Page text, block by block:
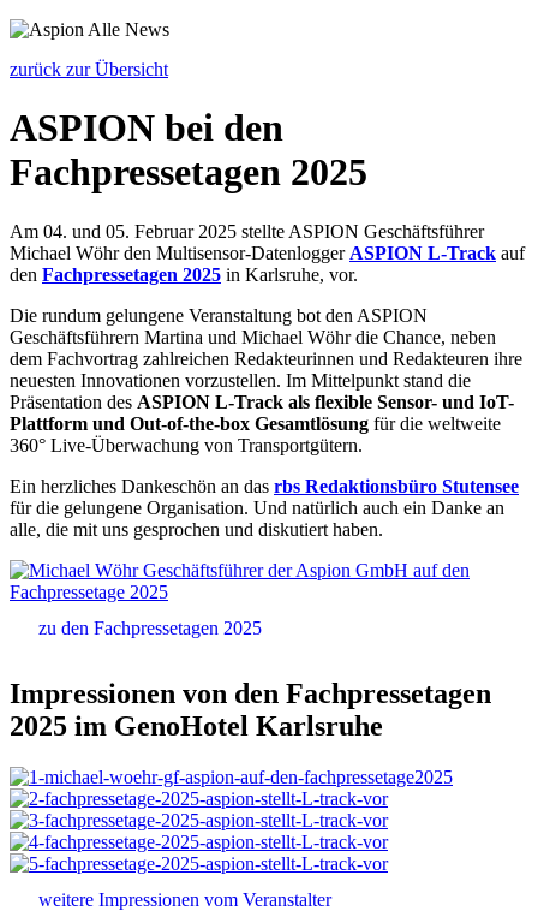
zurück zur Übersicht
ASPION bei den
Fachpressetagen 2025
Am 04. und 05. Februar 2025 stellte ASPION Geschäftsführer
Michael Wöhr den Multisensor-Datenlogger ASPION L-Track auf
den Fachpressetagen 2025 in Karlsruhe, vor.
Die rundum gelungene Veranstaltung bot den ASPION
Geschäftsführern Martina und Michael Wöhr die Chance, neben
dem Fachvortrag zahlreichen Redakteurinnen und Redakteuren ihre
neuesten Innovationen vorzustellen. Im Mittelpunkt stand die
Präsentation des ASPION L-Track als flexible Sensor- und IoT-
Plattform und Out-of-the-box Gesamtlösung für die weltweite
360° Live-Überwachung von Transportgütern.
Ein herzliches Dankeschön an das rbs Redaktionsbüro Stutensee
für die gelungene Organisation. Und natürlich auch ein Danke an
alle, die mit uns gesprochen und diskutiert haben.
zu den Fachpressetagen 2025
Impressionen von den Fachpressetagen
2025 im GenoHotel Karlsruhe
weitere Impressionen vom Veranstalter